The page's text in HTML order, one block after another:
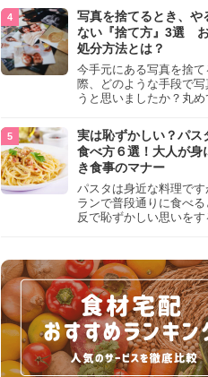
らためて寿司屋でやって
『NG行為』をチェック
写真を捨てるとき、や
ない『捨て方』3選
処分方法とは？
今手元にある写真を捨て
際、どのような手段で写
うと思いましたか？丸め
真は個人情報が詰まって
ただ丸めただけの状態で
うのは危険です。写真
ない捨て方をまとめてい
ひチェックしておきまし
実は恥ずかしい？パス
食べ方６選！大人が身
き食事のマナー
パスタは身近な料理です
ランで普段通りに食べ
反で恥ずかしい思いをす
して、正しい食べ方を
う。大人の嗜みとして
い新常識を解説します。